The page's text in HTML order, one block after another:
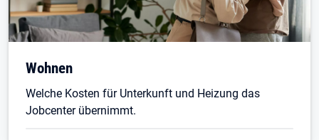
Wohnen
Welche Kosten für Unterkunft und Heizung das
Jobcenter übernimmt.